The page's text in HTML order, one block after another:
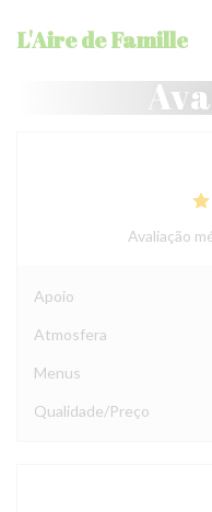
L'Aire de Famille
Avaliação
Apoio
Atmosfera
Menus
Qualidade/Preço